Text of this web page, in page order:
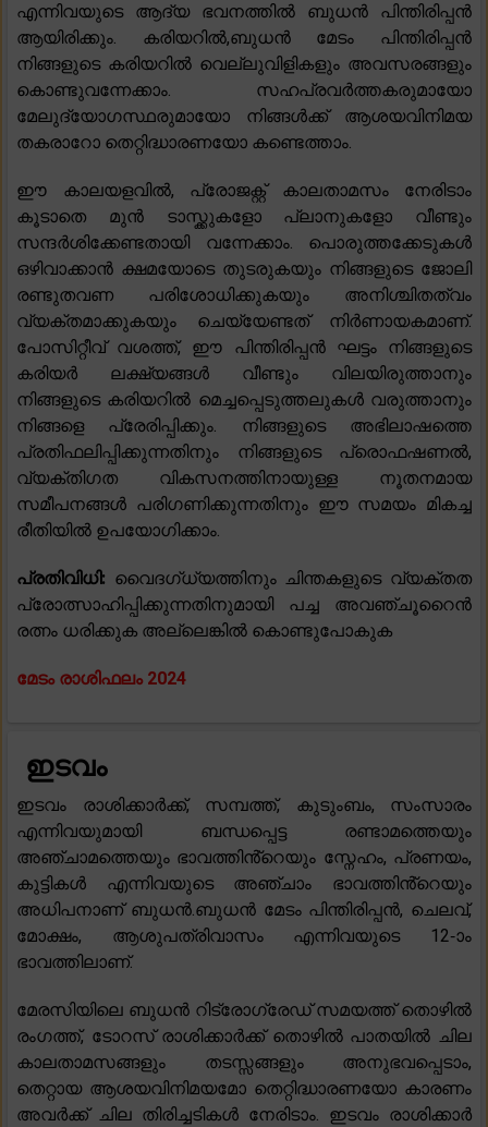
എന്നിവയുടെ ആദ്യ ഭവനത്തിൽ ബുധൻ പിന്തിരിപ്പൻ
ആയിരിക്കും. കരിയറിൽ,ബുധൻ മേടം പിന്തിരിപ്പൻ
നിങ്ങളുടെ കരിയറിൽ വെല്ലുവിളികളും അവസരങ്ങളും
കൊണ്ടുവന്നേക്കാം. സഹപ്രവർത്തകരുമായോ
മേലുദ്യോഗസ്ഥരുമായോ നിങ്ങൾക്ക് ആശയവിനിമയ
തകരാറോ തെറ്റിദ്ധാരണയോ കണ്ടെത്താം.
ഈ കാലയളവിൽ, പ്രോജക്റ്റ് കാലതാമസം നേരിടാം
കൂടാതെ മുൻ ടാസ്ക്കുകളോ പ്ലാനുകളോ വീണ്ടും
സന്ദർശിക്കേണ്ടതായി വന്നേക്കാം. പൊരുത്തക്കേടുകൾ
ഒഴിവാക്കാൻ ക്ഷമയോടെ തുടരുകയും നിങ്ങളുടെ ജോലി
രണ്ടുതവണ പരിശോധിക്കുകയും അനിശ്ചിതത്വം
വ്യക്തമാക്കുകയും ചെയ്യേണ്ടത് നിർണായകമാണ്.
പോസിറ്റീവ് വശത്ത്, ഈ പിന്തിരിപ്പൻ ഘട്ടം നിങ്ങളുടെ
കരിയർ ലക്ഷ്യങ്ങൾ വീണ്ടും വിലയിരുത്താനും
നിങ്ങളുടെ കരിയറിൽ മെച്ചപ്പെടുത്തലുകൾ വരുത്താനും
നിങ്ങളെ പ്രേരിപ്പിക്കും. നിങ്ങളുടെ അഭിലാഷത്തെ
പ്രതിഫലിപ്പിക്കുന്നതിനും നിങ്ങളുടെ പ്രൊഫഷണൽ,
വ്യക്തിഗത വികസനത്തിനായുള്ള നൂതനമായ
സമീപനങ്ങൾ പരിഗണിക്കുന്നതിനും ഈ സമയം മികച്ച
രീതിയിൽ ഉപയോഗിക്കാം.
പ്രതിവിധി: വൈദഗ്ധ്യത്തിനും ചിന്തകളുടെ വ്യക്തത
പ്രോത്സാഹിപ്പിക്കുന്നതിനുമായി പച്ച അവഞ്ചൂറൈൻ
രത്നം ധരിക്കുക അല്ലെങ്കിൽ കൊണ്ടുപോകുക
മേടം രാശിഫലം 2024
ഇടവം
ഇടവം രാശിക്കാർക്ക്, സമ്പത്ത്, കുടുംബം, സംസാരം
എന്നിവയുമായി ബന്ധപ്പെട്ട രണ്ടാമത്തെയും
അഞ്ചാമത്തെയും ഭാവത്തിൻ്റെയും സ്നേഹം, പ്രണയം,
കുട്ടികൾ എന്നിവയുടെ അഞ്ചാം ഭാവത്തിൻ്റെയും
അധിപനാണ് ബുധൻ.ബുധൻ മേടം പിന്തിരിപ്പൻ, ചെലവ്,
മോക്ഷം, ആശുപത്രിവാസം എന്നിവയുടെ 12-ാം
ഭാവത്തിലാണ്.
മേരസിയിലെ ബുധൻ റിട്രോഗ്രേഡ് സമയത്ത് തൊഴിൽ
രംഗത്ത്, ടോറസ് രാശിക്കാർക്ക് തൊഴിൽ പാതയിൽ ചില
കാലതാമസങ്ങളും തടസ്സങ്ങളും അനുഭവപ്പെടാം,
തെറ്റായ ആശയവിനിമയമോ തെറ്റിദ്ധാരണയോ കാരണം
അവർക്ക് ചില തിരിച്ചടികൾ നേരിടാം. ഇടവം രാശിക്കാർ